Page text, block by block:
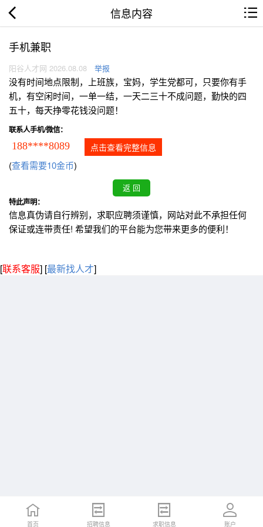
信息内容
手机兼职
阳谷人才网 2026.08.08 举报
没有时间地点限制，上班族，宝妈，学生党都可，只要你有手
机，有空闲时间，一单一结，一天二三十不成问题，勤快的四
五十，每天挣零花钱没问题！
联系人手机/微信：
188****8089 点击查看完整信息
(查看需要10金币)
特此声明：
信息真伪请自行辨别，求职应聘须谨慎，网站对此不承担任何
保证或连带责任! 希望我们的平台能为您带来更多的便利！
[联系客服] [最新找人才]
首页 招聘信息 求职信息 账户